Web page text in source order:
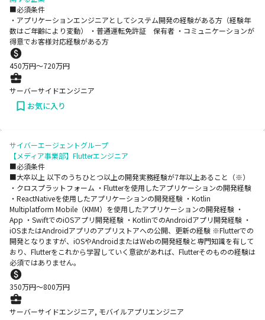
■必須条件
・アプリケーションエンジニアとしてシステム開発の経験がある方（経験年
数はご年齢により変動） ・普通運転免許証 保有者 ・コミュニケーションが
得意でお客様対応経験がある方
450万円〜720万円
サーバーサイドエンジニア
お気に入り
サイバーエージェントグループ
【メディア事業部】Flutterエンジニア
■必須条件
■大卒以上 以下のうちひとつ以上の開発実務経験が7年以上あること（※）
・クロスプラットフォーム ・Flutterを使用したアプリケーションの開発経験
・ReactNativeを使用したアプリケーションの開発経験 ・Kotlin
Multiplatform Mobile（KMM）を使用したアプリケーションの開発経験 ・
App ・SwiftでのiOSアプリ開発経験 ・KotlinでのAndroidアプリ開発経験 ・
iOSまたはAndroidアプリのアプリストアへの公開、更新の経験 ※Flutterでの
開発となりますが、iOSやAndroidまたはWebの開発経験と専門知識を有して
おり、Flutterをこれから学習していく意欲があれば、Flutterそのものの経験は
必須ではありません。
350万円〜800万円
サーバーサイドエンジニア, モバイルアプリエンジニア